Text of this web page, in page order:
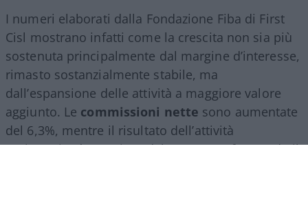
I numeri elaborati dalla Fondazione Fiba di First
Cisl mostrano infatti come la crescita non sia più
sostenuta principalmente dal margine d’interesse,
rimasto sostanzialmente stabile, ma
dall’espansione delle attività a maggiore valore
aggiunto. Le commissioni nette sono aumentate
del 6,3%, mentre il risultato dell’attività
assicurativa è cresciuto del 24,2%, confermando il